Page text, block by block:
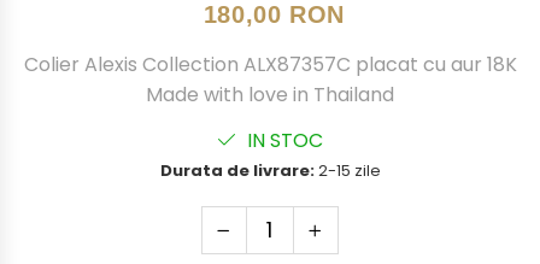
180,00 RON
Colier Alexis Collection ALX87357C placat cu aur 18K
Made with love in Thailand
IN STOC
Durata de livrare:2-15 zile